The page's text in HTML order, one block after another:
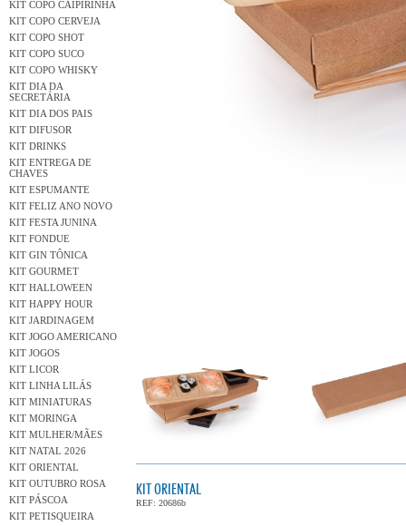
KIT COPO CAIPIRINHA
KIT COPO CERVEJA
KIT COPO SHOT
KIT COPO SUCO
KIT COPO WHISKY
KIT DIA DA
SECRETÁRIA
KIT DIA DOS PAIS
KIT DIFUSOR
KIT DRINKS
KIT ENTREGA DE
CHAVES
KIT ESPUMANTE
KIT FELIZ ANO NOVO
KIT FESTA JUNINA
KIT FONDUE
KIT GIN TÔNICA
KIT GOURMET
KIT HALLOWEEN
KIT HAPPY HOUR
KIT JARDINAGEM
KIT JOGO AMERICANO
KIT JOGOS
KIT LICOR
KIT LINHA LILÁS
KIT MINIATURAS
KIT MORINGA
KIT MULHER/MÃES
KIT NATAL 2026
KIT ORIENTAL
KIT OUTUBRO ROSA
KIT PÁSCOA
KIT PETISQUEIRA
KIT ORIENTAL
REF: 20686b